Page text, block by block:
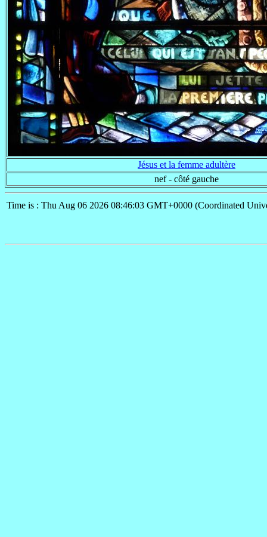
Jésus et la femme adultère
nef - côté gauche
Time is : Thu Aug 06 2026 08:46:03 GMT+0000 (Coordinated